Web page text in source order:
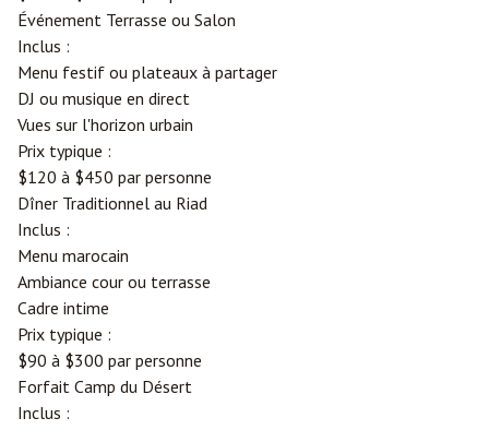
Événement Terrasse ou Salon
Inclus :
Menu festif ou plateaux à partager
DJ ou musique en direct
Vues sur l'horizon urbain
Prix typique :
$120 à $450 par personne
Dîner Traditionnel au Riad
Inclus :
Menu marocain
Ambiance cour ou terrasse
Cadre intime
Prix typique :
$90 à $300 par personne
Forfait Camp du Désert
Inclus :